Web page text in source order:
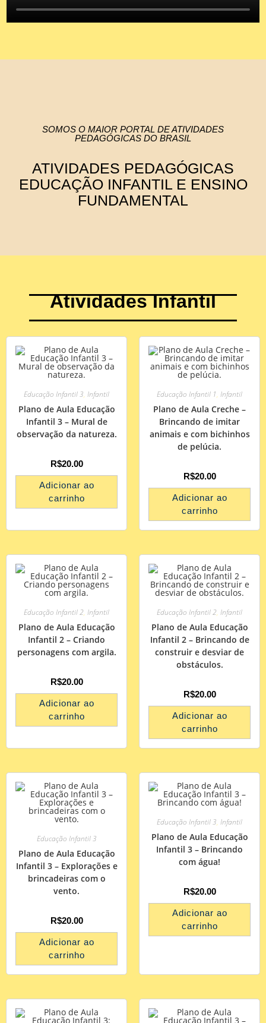
SOMOS O MAIOR PORTAL DE ATIVIDADES
PEDAGÓGICAS DO BRASIL
ATIVIDADES PEDAGÓGICAS
EDUCAÇÃO INFANTIL E ENSINO
FUNDAMENTAL
Atividades Infantil
Educação Infantil 3, Infantil
Plano de Aula Educação
Infantil 3 – Mural de
observação da natureza.
R$20.00
Adicionar ao
carrinho
Educação Infantil 1, Infantil
Plano de Aula Creche –
Brincando de imitar
animais e com bichinhos
de pelúcia.
R$20.00
Adicionar ao
carrinho
Educação Infantil 2, Infantil
Plano de Aula Educação
Infantil 2 – Criando
personagens com argila.
R$20.00
Adicionar ao
carrinho
Educação Infantil 2, Infantil
Plano de Aula Educação
Infantil 2 – Brincando de
construir e desviar de
obstáculos.
R$20.00
Adicionar ao
carrinho
Educação Infantil 3
Plano de Aula Educação
Infantil 3 – Explorações e
brincadeiras com o
vento.
R$20.00
Adicionar ao
carrinho
Educação Infantil 3, Infantil
Plano de Aula Educação
Infantil 3 – Brincando
com água!
R$20.00
Adicionar ao
carrinho